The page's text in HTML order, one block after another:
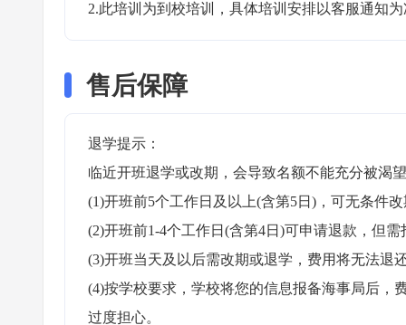
2.此培训为到校培训，具体培训安排以客服通知
售后保障
退学提示：
临近开班退学或改期，会导致名额不能充分被渴
(1)开班前5个工作日及以上(含第5日)，可无条件
(2)开班前1-4个工作日(含第4日)可申请退款，但
(3)开班当天及以后需改期或退学，费用将无法退
(4)按学校要求，学校将您的信息报备海事局后，
过度担心。